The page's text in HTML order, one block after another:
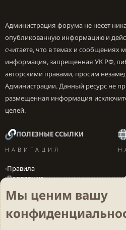
Администрация форума не несет
опубликованную информацию и
считаете, что в темах и сообщениях
информация, запрещенная УК РФ,
авторскими правами, просим
Администрации. Данный ресурс не
размещенная информация
целей.
ПОЛЕЗНЫЕ ССЫЛКИ
НАВИГАЦИЯ
Правила
Поддержка
Локализация игр
Мы ценим вашу